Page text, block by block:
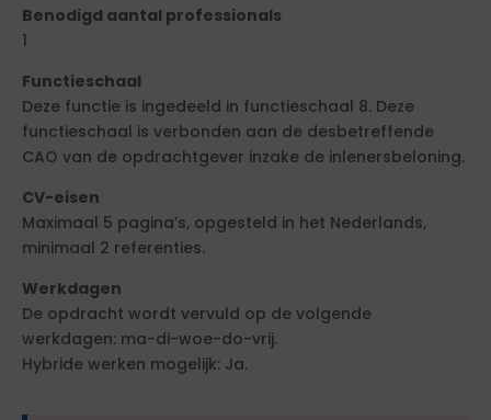
Benodigd aantal professionals
1
Functieschaal
Deze functie is ingedeeld in functieschaal 8. Deze
functieschaal is verbonden aan de desbetreffende
CAO van de opdrachtgever inzake de inlenersbeloning.
CV-eisen
Maximaal 5 pagina’s, opgesteld in het Nederlands,
minimaal 2 referenties.
Werkdagen
De opdracht wordt vervuld op de volgende
werkdagen: ma-di-woe-do-vrij.
Hybride werken mogelijk: Ja.